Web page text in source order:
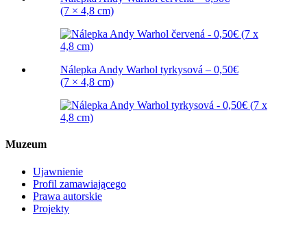
(7 × 4,8 cm)
Nálepka Andy Warhol tyrkysová – 0,50€
(7 × 4,8 cm)
Muzeum
Ujawnienie
Profil zamawiającego
Prawa autorskie
Projekty